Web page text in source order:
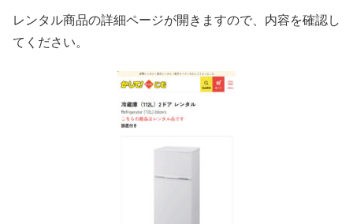
レンタル商品の詳細ページが開きますので、内容を確認し
てください。